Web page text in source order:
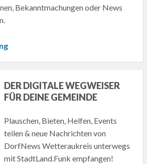
Bekanntmachungen oder News
DER DIGITALE WEGWEISER
FÜR DEINE GEMEINDE
Plauschen, Bieten, Helfen, Events
teilen & neue Nachrichten von
DorfNews Wetteraukreis unterwegs
mit StadtLand.Funk empfangen!